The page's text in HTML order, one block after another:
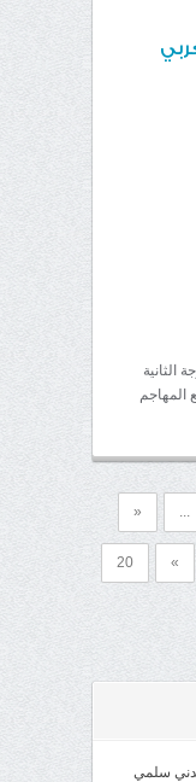
الثانية
المهاجم
...
«
»
20
سلمي